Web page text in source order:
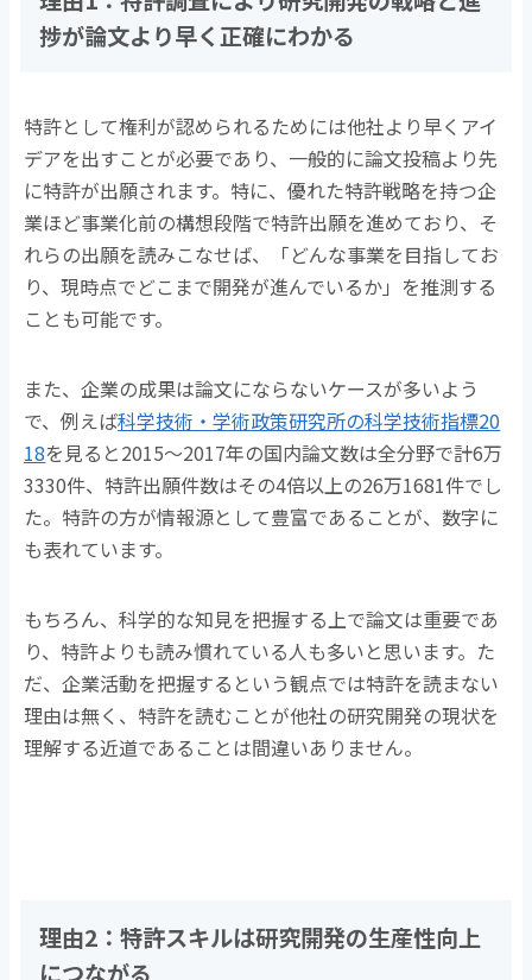
捗が論文より早く正確にわかる
特許として権利が認められるためには他社より早くアイ
デアを出すことが必要であり、一般的に論文投稿より先
に特許が出願されます。特に、優れた特許戦略を持つ企
業ほど事業化前の構想段階で特許出願を進めており、そ
れらの出願を読みこなせば、「どんな事業を目指してお
り、現時点でどこまで開発が進んでいるか」を推測する
ことも可能です。
また、企業の成果は論文にならないケースが多いよう
で、例えば科学技術・学術政策研究所の科学技術指標20
18を見ると2015～2017年の国内論文数は全分野で計6万
3330件、特許出願件数はその4倍以上の26万1681件でし
た。特許の方が情報源として豊富であることが、数字に
も表れています。
もちろん、科学的な知見を把握する上で論文は重要であ
り、特許よりも読み慣れている人も多いと思います。た
だ、企業活動を把握するという観点では特許を読まない
理由は無く、特許を読むことが他社の研究開発の現状を
理解する近道であることは間違いありません。
理由2：特許スキルは研究開発の生産性向上
につながる